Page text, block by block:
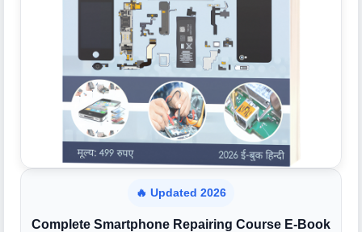
🔥 Updated 2026
Complete Smartphone Repairing Course E-Book